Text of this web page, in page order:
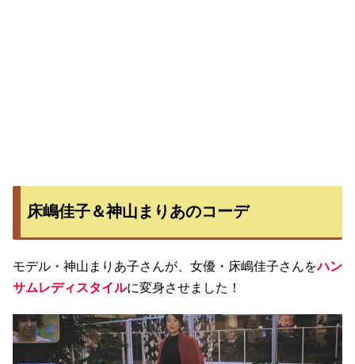
床嶋佳子＆神山まりあのコーデ
モデル・神山まりあ子さんが、女優・床嶋佳子さんをハン
サムレディスタイルに変身させました！